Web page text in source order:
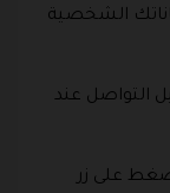
الشخصية
التواصل عند
على زر